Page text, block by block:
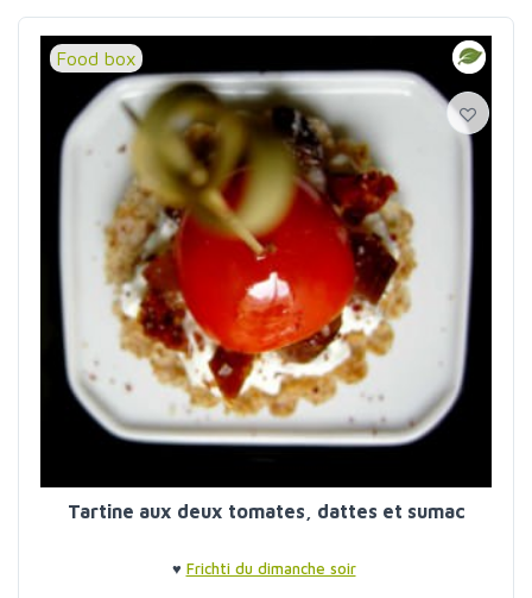
Food box
Tartine aux deux tomates, dattes et sumac
♥ Frichti du dimanche soir